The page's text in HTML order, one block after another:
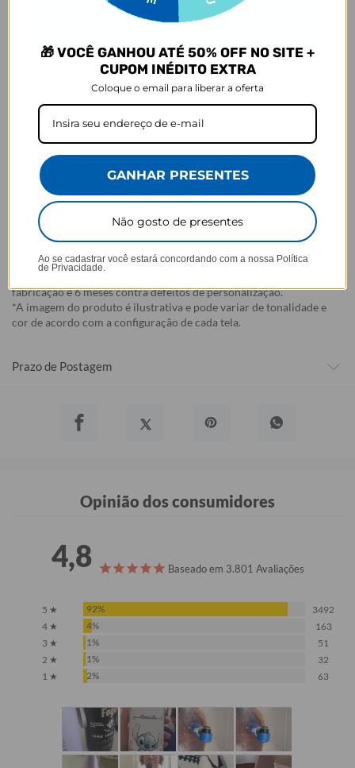
Arrependimento
- Os nossos produtos personalizados (estampados ou
customizados com nome/foto) são feitos especialmente para você,
de acordo com a opção escolhida no momento da compra.
- Isso significa que a produção só começa após a confirmação do
pedido, e o item é criado exclusivamente com a estampa
mesmo quando não há customização com nome
detalhes antes de finalizar a compra, como modelo, estampa e
variações escolhidas.
- Após o início da produção,não é possível realizar
cancelamentos ou alterações, pois o produto não pode retornar
ao estoque.
Defeito
fabricação e 6 meses contra defeitos de personalização.
*A imagem do produto é ilustrativa e pode variar de tonalidade e
cor de acordo com a configuração de cada tela.
Prazo de Postagem
Opinião dos consumidores
4,8 Baseado em 3.801 Avaliações
5 ★ 92%
3492
4 ★
4%
163
3 ★
1%
51
2 ★
1%
32
1 ★
2% 63
🎁 VOCÊ GANHOU ATÉ 50% OFF NO SITE +
CUPOM INÉDITO EXTRA
Coloque o email para liberar a oferta
GANHAR PRESENTES
Não gosto de presentes
Ao se cadastrar você estará concordando com a nossa Política
de Privacidade.